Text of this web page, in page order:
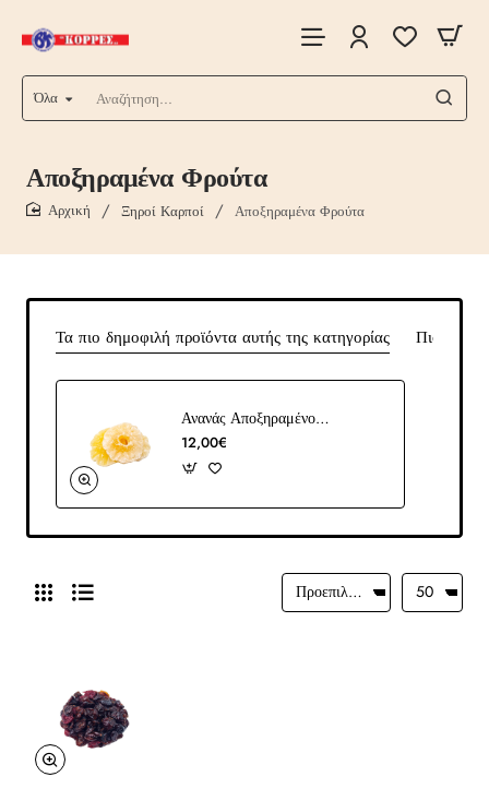
Όλα
Αναζήτηση...
Αποξηραμένα Φρούτα
Ξηροί Καρποί Αποξηραμένα Φρούτα
Τα πιο δημοφιλή προϊόντα αυτής της κατηγορίας Πιο
Ανανάς Αποξηραμένος με Ζάχαρη (Εισαγωγής)
12,00€